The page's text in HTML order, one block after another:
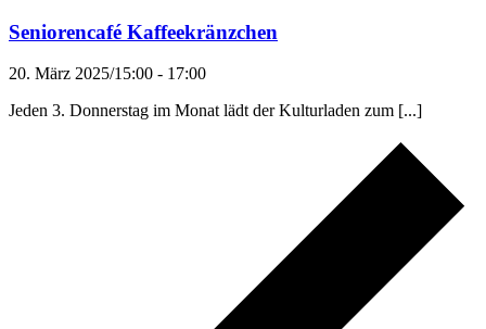
Seniorencafé Kaffeekränzchen
20. März 2025/15:00 - 17:00
Jeden 3. Donnerstag im Monat lädt der Kulturladen zum [...]